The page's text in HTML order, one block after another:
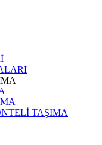
TAŞIMA